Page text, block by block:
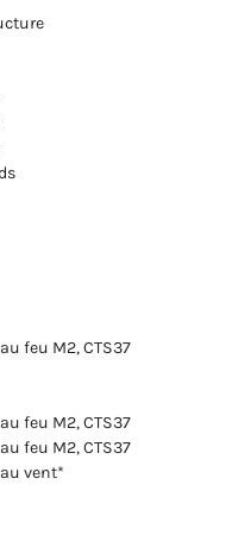
feu M2, CTS37
feu M2, CTS37
feu M2, CTS37
vent*